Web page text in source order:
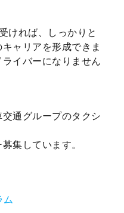
ければ、しっかりと
ャリアを形成できま
イバーになりません
通グループのタクシ
集しています。
ム